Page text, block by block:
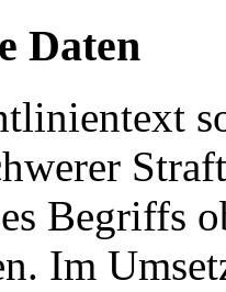
Daten
Begriffs
Im